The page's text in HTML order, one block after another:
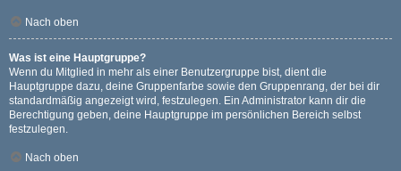
Nach oben
Was ist eine Hauptgruppe?
Wenn du Mitglied in mehr als einer Benutzergruppe bist, dient die
Hauptgruppe dazu, deine Gruppenfarbe sowie den Gruppenrang, der bei dir
standardmäßig angezeigt wird, festzulegen. Ein Administrator kann dir die
Berechtigung geben, deine Hauptgruppe im persönlichen Bereich selbst
festzulegen.
Nach oben